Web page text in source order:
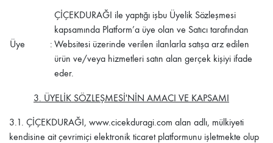
Üye :
ÇİÇEKDURAĞI ile yaptığı işbu Üyelik Sözleşmesi
kapsamında Platform’a üye olan ve Satıcı tarafından
Websitesi üzerinde verilen ilanlarla satışa arz edilen
ürün ve/veya hizmetleri satın alan gerçek kişiyi ifade
eder.
3. ÜYELİK SÖZLEŞMESİ'NİN AMACI VE KAPSAMI
3.1. ÇİÇEKDURAĞI, www.cicekduragi.com alan adlı, mülkiyeti
kendisine ait çevrimiçi elektronik ticaret platformunu işletmekte olup